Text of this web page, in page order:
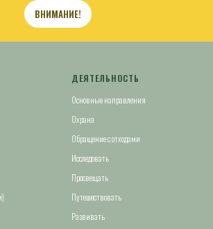
ВНИМАНИЕ!
ДЕЯТЕЛЬНОСТЬ
Основные направления
Охрана
Обращение с отходами
Исследовать
Просвещать
Путешествовать
Развивать